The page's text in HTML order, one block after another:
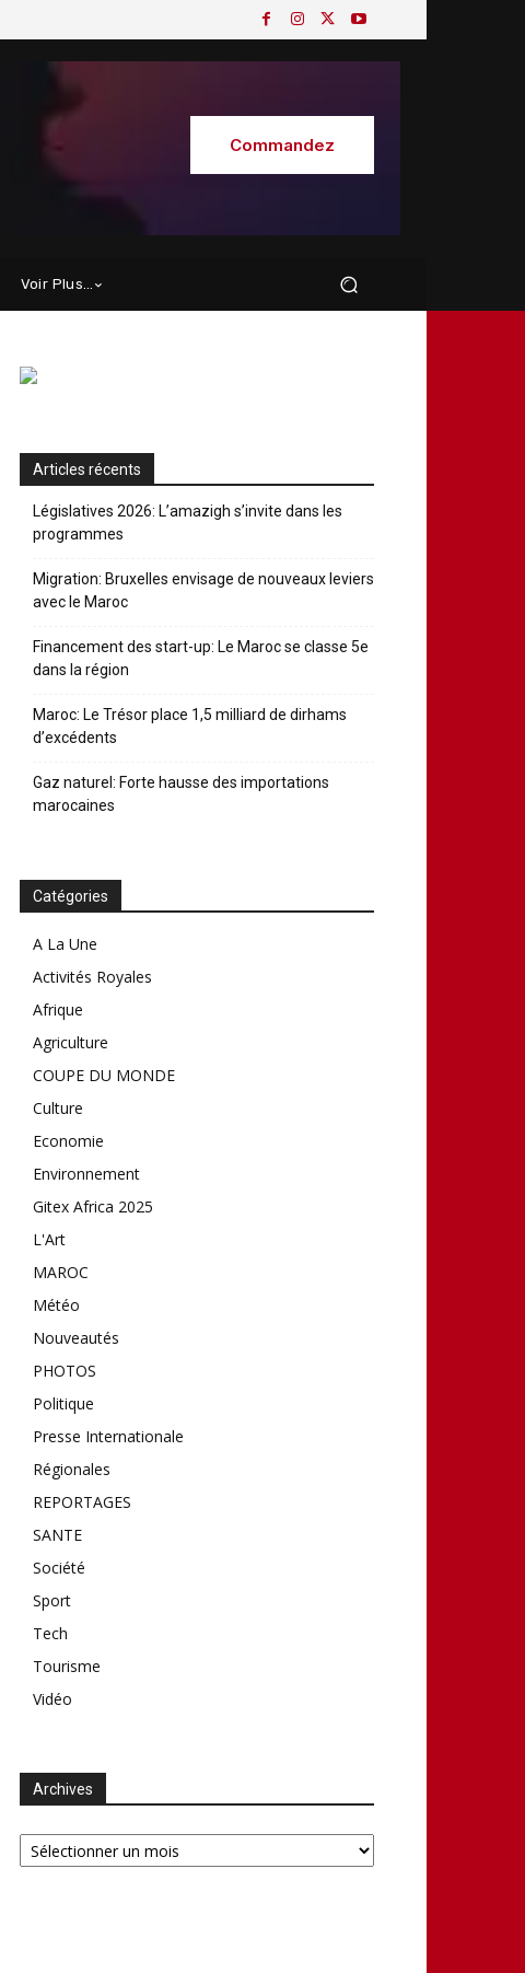
Commandez
Voir Plus…
Articles récents
Législatives 2026: L’amazigh s’invite dans les
programmes
Migration: Bruxelles envisage de nouveaux leviers
avec le Maroc
Financement des start-up: Le Maroc se classe 5e
dans la région
Maroc: Le Trésor place 1,5 milliard de dirhams
d’excédents
Gaz naturel: Forte hausse des importations
marocaines
Catégories
A La Une
Activités Royales
Afrique
Agriculture
COUPE DU MONDE
Culture
Economie
Environnement
Gitex Africa 2025
L'Art
MAROC
Météo
Nouveautés
PHOTOS
Politique
Presse Internationale
Régionales
REPORTAGES
SANTE
Société
Sport
Tech
Tourisme
Vidéo
Archives
Archives